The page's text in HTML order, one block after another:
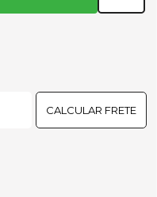
CALCULAR FRETE